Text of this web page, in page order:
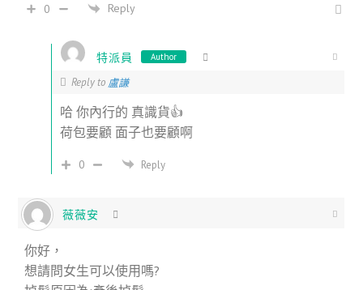
0 Reply
特派員 Author
Reply to 盧謙
哈 你內行的 真識貨👍
荷包要顧 面子也要顧啊
0 Reply
薇薇安
你好，
想請問女生可以使用嗎?